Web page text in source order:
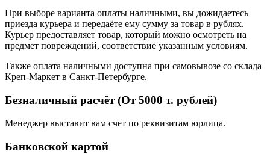
При выборе варианта оплаты наличными, вы дожидаетесь
приезда курьера и передаёте ему сумму за товар в рублях.
Курьер предоставляет товар, который можно осмотреть на
предмет повреждений, соответствие указанным условиям.
Также оплата наличными доступна при самовывозе со склада
Креп-Маркет в Санкт-Петербурге.
Безналичный расчёт (От 5000 т. рублей)
Менеджер выставит вам счет по реквизитам юрлица.
Банковской картой